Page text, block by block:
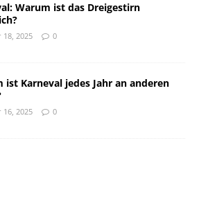
Warum ist das Dreigestirn
18, 2025 0
ist Karneval jedes Jahr an anderen
16, 2025 0